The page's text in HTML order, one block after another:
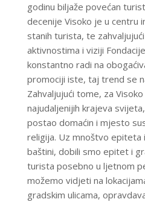
godinu biljaže povećan
decenije Visoko je u centru
stanih turista, te
aktivnostima i viziji
konstantno radi na
promociji iste, taj trend se
Zahvaljujući tome, za Visoko
najudaljenijih krajeva
postao domaćin i mjesto
religija. Uz mnoštvo epiteta
baštini, dobili smo epitet i
turista posebno u ljetnom
možemo vidjeti na
gradskim ulicama,